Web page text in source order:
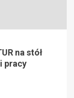
na stół
pracy